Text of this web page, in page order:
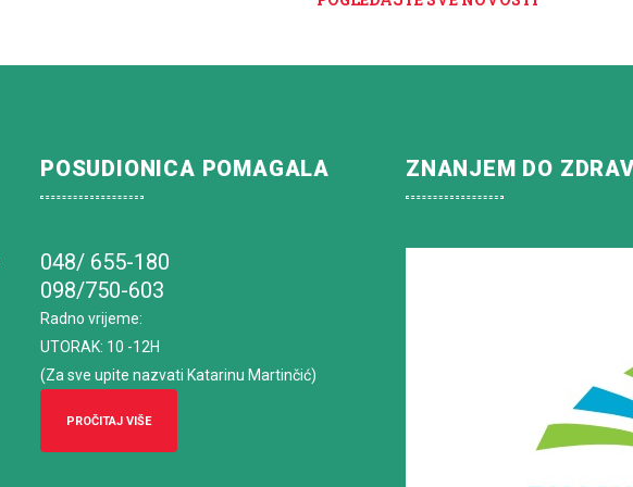
POSUDIONICA POMAGALA
048/ 655-180
098/750-603
Radno vrijeme:
UTORAK: 10 -12H
(Za sve upite nazvati Katarinu Martinčić)
PROČITAJ VIŠE
ZNANJEM DO